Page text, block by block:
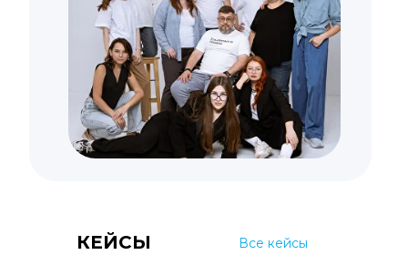
КЕЙСЫ Все кейсы